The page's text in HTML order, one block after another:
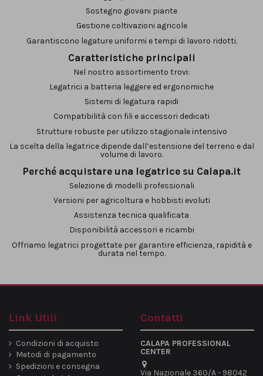
Sostegno giovani piante
Gestione coltivazioni agricole
Garantiscono legature uniformi e tempi di lavoro ridotti.
Caratteristiche principali
Nel nostro assortimento trovi:
Legatrici a batteria leggere ed ergonomiche
Sistemi di legatura rapidi
Compatibilità con fili e accessori dedicati
Strutture robuste per utilizzo stagionale intensivo
La scelta della legatrice dipende dall’estensione del terreno e dal
volume di lavoro.
Perché acquistare una legatrice su Calapa.it
Selezione di modelli professionali
Versioni per agricoltura e hobbisti evoluti
Assistenza tecnica qualificata
Disponibilità accessori e ricambi
Offriamo legatrici progettate per garantire efficienza, rapidità e
durata nel tempo.
Link Utili
Condizioni di acquisto
Metodi di pagamento
Spedizioni e consegna
Contatti
CALAPA PROFESSIONAL
CENTER
Via Nazionale 360/A - 98042